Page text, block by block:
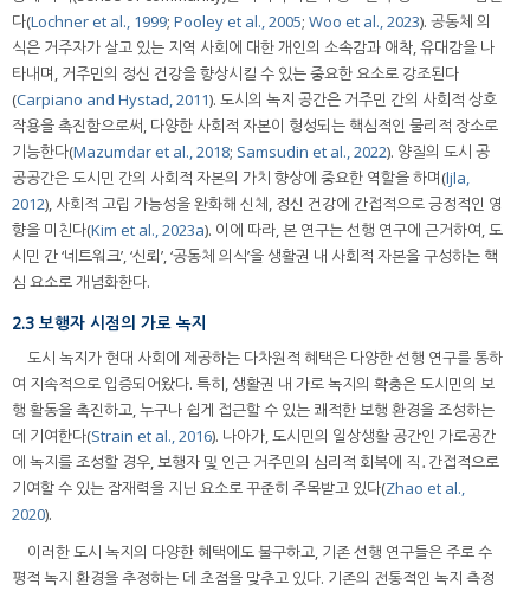
다(Lochner et al., 1999; Pooley et al., 2005; Woo et al., 2023). 공동체 의
식은 거주자가 살고 있는 지역 사회에 대한 개인의 소속감과 애착, 유대감을 나
타내며, 거주민의 정신 건강을 향상시킬 수 있는 중요한 요소로 강조된다
(Carpiano and Hystad, 2011). 도시의 녹지 공간은 거주민 간의 사회적 상호
작용을 촉진함으로써, 다양한 사회적 자본이 형성되는 핵심적인 물리적 장소로
기능한다(Mazumdar et al., 2018; Samsudin et al., 2022). 양질의 도시 공
공공간은 도시민 간의 사회적 자본의 가치 향상에 중요한 역할을 하며(ljla,
2012), 사회적 고립 가능성을 완화해 신체, 정신 건강에 간접적으로 긍정적인 영
향을 미친다(Kim et al., 2023a). 이에 따라, 본 연구는 선행 연구에 근거하여, 도
시민 간 ‘네트워크’, ‘신뢰’, ‘공동체 의식’을 생활권 내 사회적 자본을 구성하는 핵
심 요소로 개념화한다.
2.3 보행자 시점의 가로 녹지
도시 녹지가 현대 사회에 제공하는 다차원적 혜택은 다양한 선행 연구를 통하
여 지속적으로 입증되어왔다. 특히, 생활권 내 가로 녹지의 확충은 도시민의 보
행 활동을 촉진하고, 누구나 쉽게 접근할 수 있는 쾌적한 보행 환경을 조성하는
데 기여한다(Strain et al., 2016). 나아가, 도시민의 일상생활 공간인 가로공간
에 녹지를 조성할 경우, 보행자 및 인근 거주민의 심리적 회복에 직․간접적으로
기여할 수 있는 잠재력을 지닌 요소로 꾸준히 주목받고 있다(Zhao et al.,
2020).
이러한 도시 녹지의 다양한 혜택에도 불구하고, 기존 선행 연구들은 주로 수
평적 녹지 환경을 추정하는 데 초점을 맞추고 있다. 기존의 전통적인 녹지 측정